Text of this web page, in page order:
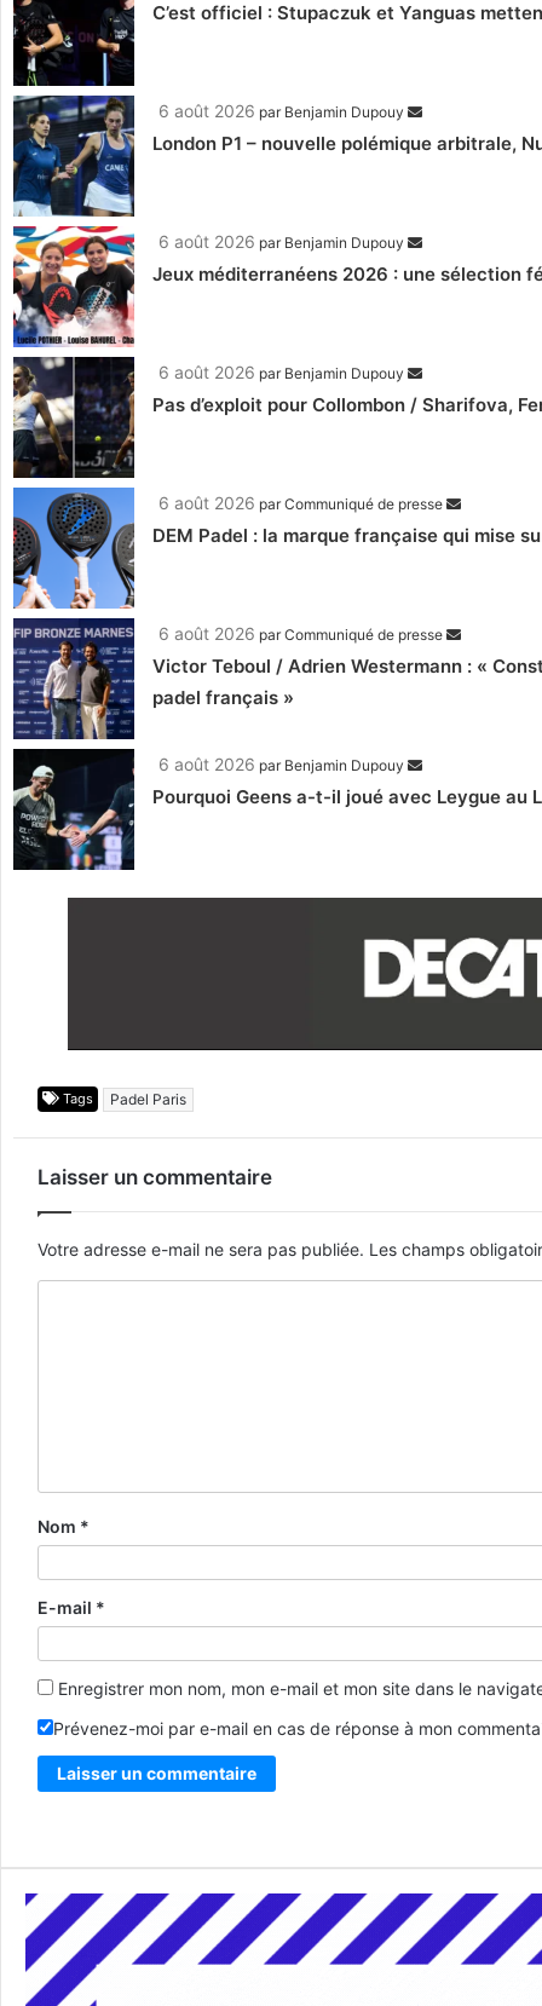
C’est officiel : Stupaczuk et Yanguas
6 août 2026 par Benjamin Dupouy
London P1 – nouvelle polémique arbitrale,
6 août 2026 par Benjamin Dupouy
Jeux méditerranéens 2026 : une sélection
6 août 2026 par Benjamin Dupouy
Pas d’exploit pour Collombon / Sharifova,
6 août 2026 parCommuniqué de presse
DEM Padel : la marque française qui mise
6 août 2026 parCommuniqué de presse
Victor Teboul / Adrien Westermann : «
padel français »
6 août 2026 par Benjamin Dupouy
Pourquoi Geens a-t-il joué avec Leygue au
Tags Padel Paris
Laisser un commentaire
Votre adresse e-mail ne sera pas publiée. Les champs
Nom *
E-mail *
Enregistrer mon nom, mon e-mail et mon site dans le
Prévenez-moi par e-mail en cas de réponse à mon